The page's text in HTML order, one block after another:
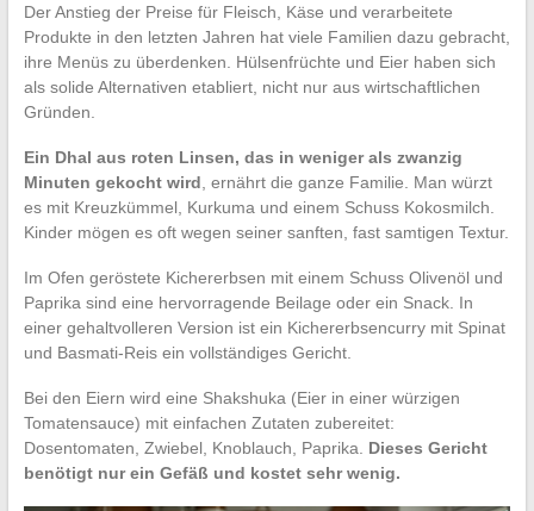
Der Anstieg der Preise für Fleisch, Käse und verarbeitete
Produkte in den letzten Jahren hat viele Familien dazu gebracht,
ihre Menüs zu überdenken. Hülsenfrüchte und Eier haben sich
als solide Alternativen etabliert, nicht nur aus wirtschaftlichen
Gründen.
Ein Dhal aus roten Linsen, das in weniger als zwanzig
Minuten gekocht wird , ernährt die ganze Familie. Man würzt
es mit Kreuzkümmel, Kurkuma und einem Schuss Kokosmilch.
Kinder mögen es oft wegen seiner sanften, fast samtigen Textur.
Im Ofen geröstete Kichererbsen mit einem Schuss Olivenöl und
Paprika sind eine hervorragende Beilage oder ein Snack. In
einer gehaltvolleren Version ist ein Kichererbsencurry mit Spinat
und Basmati-Reis ein vollständiges Gericht.
Bei den Eiern wird eine Shakshuka (Eier in einer würzigen
Tomatensauce) mit einfachen Zutaten zubereitet:
Dosentomaten, Zwiebel, Knoblauch, Paprika. Dieses Gericht
benötigt nur ein Gefäß und kostet sehr wenig.